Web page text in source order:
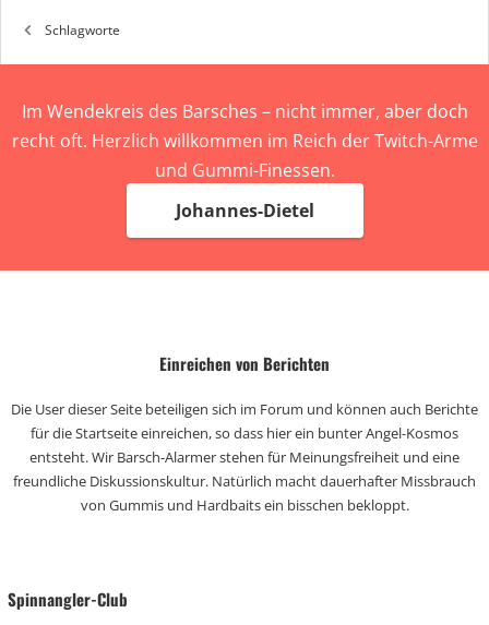
Schlagworte
Im Wendekreis des Barsches – nicht immer, aber doch
recht oft. Herzlich willkommen im Reich der Twitch-Arme
und Gummi-Finessen.
Johannes-Dietel
Einreichen von Berichten
Die User dieser Seite beteiligen sich im Forum und können auch Berichte
für die Startseite einreichen, so dass hier ein bunter Angel-Kosmos
entsteht. Wir Barsch-Alarmer stehen für Meinungsfreiheit und eine
freundliche Diskussionskultur. Natürlich macht dauerhafter Missbrauch
von Gummis und Hardbaits ein bisschen bekloppt.
Spinnangler-Club